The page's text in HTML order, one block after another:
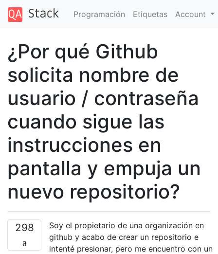
Programación Etiquetas Account
¿Por qué Github
solicita nombre de
usuario / contraseña
cuando sigue las
instrucciones en
pantalla y empuja un
nuevo repositorio?
298
Soy el propietario de una organización en
github y acabo de crear un repositorio e
intenté presionar, pero me encuentro con un